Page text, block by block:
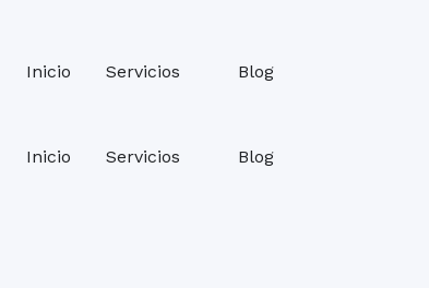
Inicio Servicios Blog
Inicio Servicios Blog